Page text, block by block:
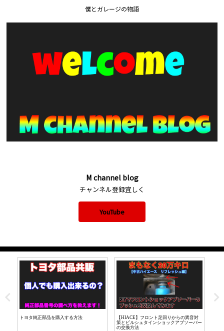
僕とガレージの物語
M channel blog
チャンネル登録宜しく
YouTube
【LINE証券】初心者が投資にチャレン
【HIACE200カスタム】メッキドアノブを
マットブラックに変更してみた。